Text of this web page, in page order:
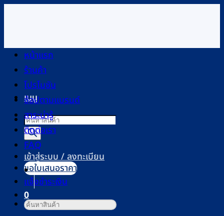
เนื้อหา
เมนู
Products
search
เข้าสู่ระบบ / ลงทะเบียน
0
ตะกร้าสินค้า
หน้าแรก
ร้านค้า
โปรโมชัน
ช้อปตามแบรนด์
สาระน่ารู้
ติดต่อเรา
FAQ
ขอใบเสนอราคา
แจ้งชำระเงิน
ค้นหา: